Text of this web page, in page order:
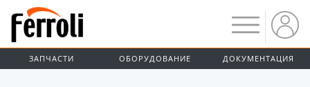
ЗАПЧАСТИ ОБОРУДОВАНИЕ ДОКУМЕНТАЦИЯ